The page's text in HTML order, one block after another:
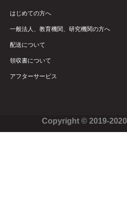
はじめての方へ
一般法人、教育機関、研究機関の方へ
配送について
領収書について
アフターサービス
Copyright © 2019-